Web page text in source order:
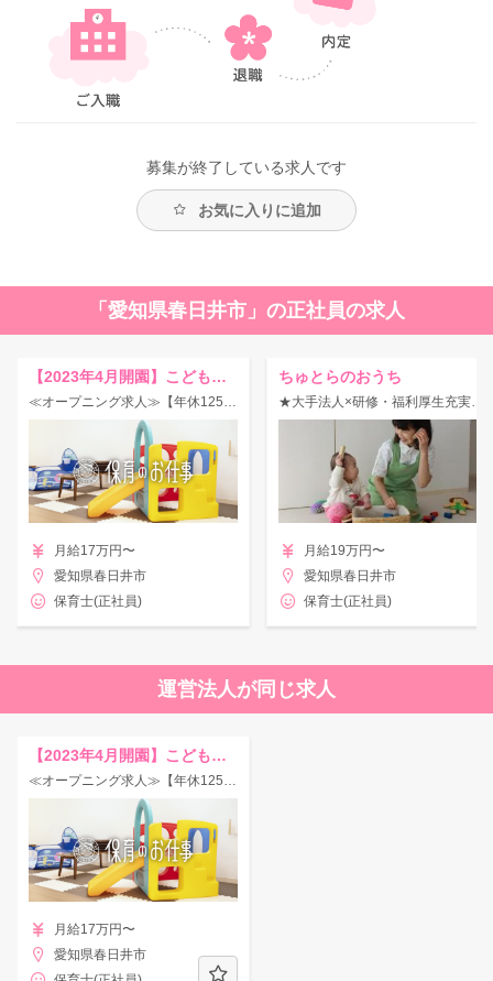
募集が終了している求人です
お気に入りに追加
「愛知県春日井市」の正社員の求人
【2023年4月開園】こどものまち美濃町保育園
≪オープニング求人≫【年休125日×残業少なめ◎】住宅手当最大2万円まで支給！
月給17万円〜
愛知県春日井市
保育士(正社員)
ちゅとらのおうち
★大手法人×研修・福利厚生充実★自然豊かな環境で最先端の保育が学べる☆
月給19万円〜
愛知県春日井市
保育士(正社員)
運営法人が同じ求人
【2023年4月開園】こどものまち美濃町保育園
≪オープニング求人≫【年休125日×残業少なめ◎】住宅手当最大2万円まで支給！
月給17万円〜
愛知県春日井市